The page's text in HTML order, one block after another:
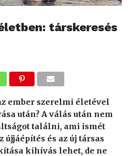
társkeresés
ember szerelmi életével
után? A válás után nem
találni, ami ismét
újjáépítés és az új társas
kihívás lehet, de ne